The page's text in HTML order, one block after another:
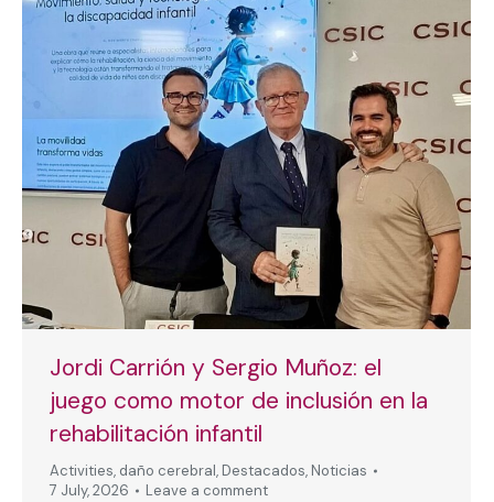
Jordi Carrión y Sergio Muñoz: el
juego como motor de inclusión en la
rehabilitación infantil
Activities, daño cerebral, Destacados, Noticias
7 July, 2026
Leave a comment